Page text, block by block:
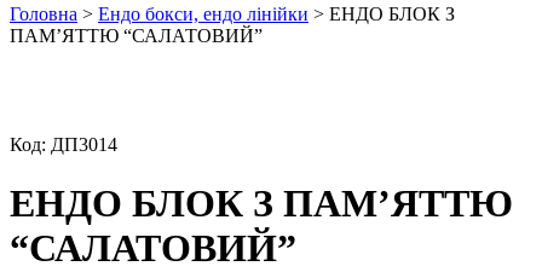
Головна > Ендо бокси, ендо лінійки > ЕНДО БЛОК З
ПАМ’ЯТТЮ “САЛАТОВИЙ”
Код: ДП3014
ЕНДО БЛОК З ПАМ’ЯТТЮ
“САЛАТОВИЙ”